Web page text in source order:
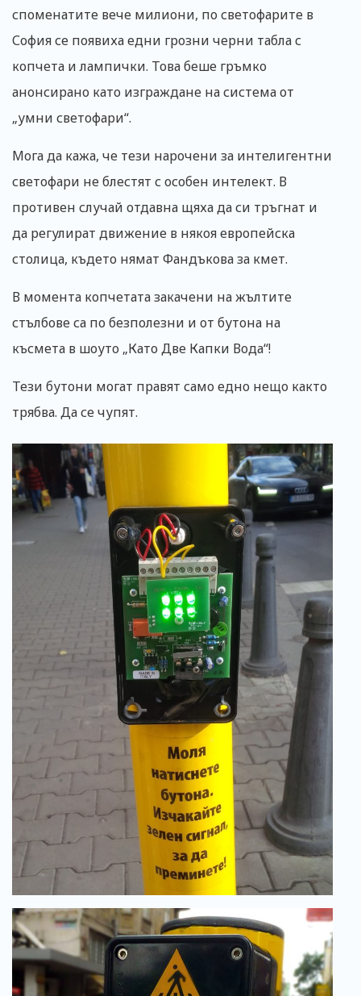
споменатите вече милиони, по светофарите в
София се появиха едни грозни черни табла с
копчета и лампички. Това беше гръмко
анонсирано като изграждане на система от
„умни светофари“.
Мога да кажа, че тези нарочени за интелигентни
светофари не блестят с особен интелект. В
противен случай отдавна щяха да си тръгнат и
да регулират движение в някоя европейска
столица, където нямат Фандъкова за кмет.
В момента копчетата закачени на жълтите
стълбове са по безполезни и от бутона на
късмета в шоуто „Като Две Капки Вода“!
Тези бутони могат правят само едно нещо както
трябва. Да се чупят.